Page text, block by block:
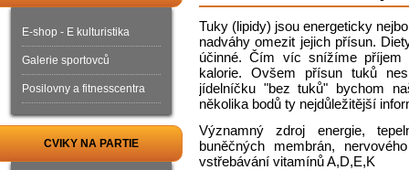
Tuky (lipidy) jsou energeticky
nadváhy omezit jejich přísun.
účinné. Čím víc snížíme
kalorie. Ovšem přísun tuků
jídelníčku "bez tuků" bychom
několika bodů ty nejdůležitější
Významný zdroj energie,
buněčných membrán,
vstřebávání vitamínů A,D,E,K
E-shop - E kulturistika
Galerie sportovců
Posilovny a fitnesscentra
CVIKY NA PARTIE